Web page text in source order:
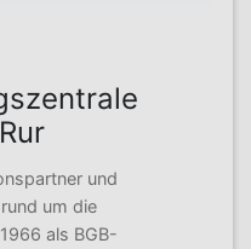
und
um die
als BGB-